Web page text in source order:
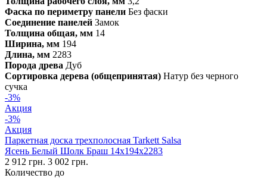
Фаска по периметру панели Без фаски
Соединение панелей Замок
Толщина общая, мм 14
Ширина, мм 194
Длина, мм 2283
Порода древа Дуб
Сортировка дерева (общепринятая) Натур без черного
сучка
-3%
Акция
-3%
Акция
Паркетная доска трехполосная Tarkett Salsa
Ясень Белый Шолк Браш 14х194х2283
2 912 грн. 3 002 грн.
Количество до